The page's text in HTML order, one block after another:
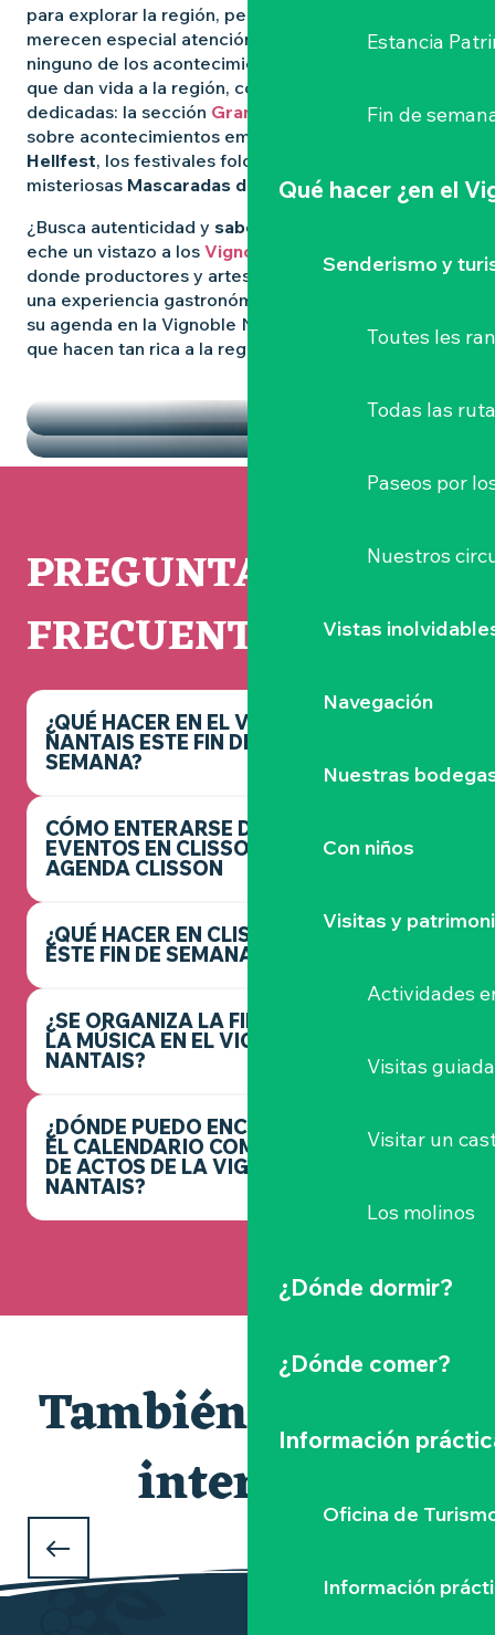
Estancia
Fin de
Qué hacer ¿en el
Senderismo y
Toutes les
Todas las
Paseos por
Nuestros
Vistas
Navegación
Nuestras
Con niños
Visitas y
Actividades
Visitas
Visitar un
Los molinos
¿Dónde dormir?
¿Dónde comer?
Información
Oficina de
Información
para explorar la región, pero algunas experiencias
merecen especial atención. Para no perderse
ninguno de los acontecimientos más destacados
que dan vida a la región, consulte nuestras páginas
dedicadas: la sección Grandes Eventos
le informa
sobre acontecimientos emblemáticos como
Hellfest, los festivales folclóricos salvajes y las
misteriosas Mascaradas de Clisson
¿Busca autenticidad y sabores locales
eche un vistazo a los Vignoble Nantais Mercados
donde productores y artesanos se reúnen para vivir
una experiencia gastronómica de convivencia. Llene
su agenda en la Vignoble Nantais con las pepitas
que hacen tan rica a la región.
LOS MERCADOS
PREGUNTAS
FRECUENTES
¿QUÉ HACER EN EL VIGNOBLE
NANTAIS ESTE FIN DE
SEMANA?
CÓMO ENTERARSE DE LOS
EVENTOS EN CLISSON -
AGENDA CLISSON
¿QUÉ HACER EN CLISSON
ESTE FIN DE SEMANA?
¿SE ORGANIZA LA FIESTA DE
LA MÚSICA EN EL VIGNOBLE
NANTAIS?
¿DÓNDE PUEDO ENCONTRAR
EL CALENDARIO COMPLETO
DE ACTOS DE LA VIGNOBLE
NANTAIS?
También le puede
interesar
en Clisson y el Vignoble Nantais ?